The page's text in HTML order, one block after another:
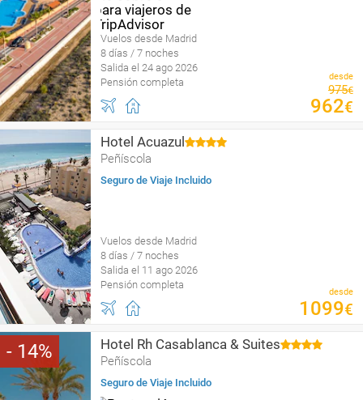
Vuelos desde Madrid
8 días / 7 noches
Salida el 24 ago 2026
Pensión completa
desde
975€
962€
Hotel Acuazul
Peñíscola
Seguro de Viaje Incluido
Vuelos desde Madrid
8 días / 7 noches
Salida el 11 ago 2026
Pensión completa
desde
1099€
14 Hotel Rh Casablanca & Suites
Peñíscola
Seguro de Viaje Incluido